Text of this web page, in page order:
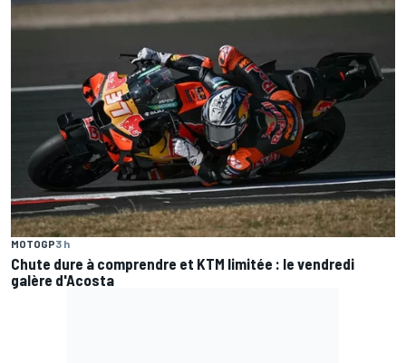
MOTOGP3 h
Chute dure à comprendre et KTM limitée : le vendredi
galère d'Acosta